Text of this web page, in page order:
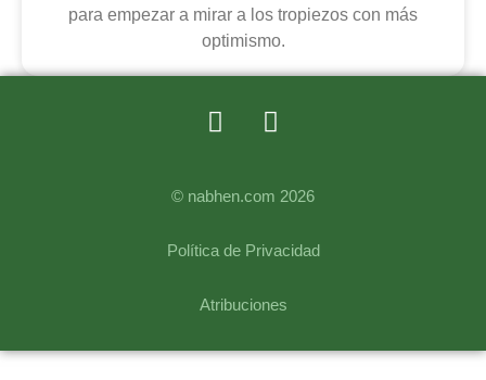
para empezar a mirar a los tropiezos con más
optimismo.
© nabhen.com 2026
Política de Privacidad
Atribuciones